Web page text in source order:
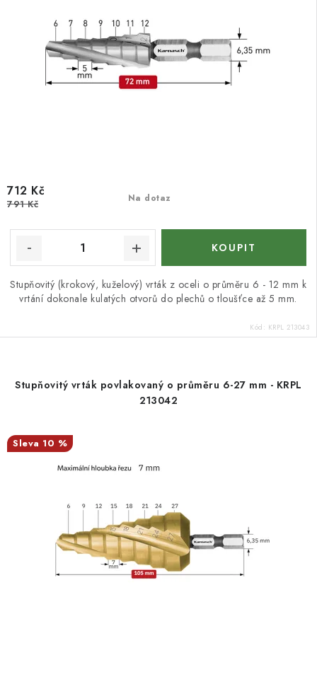
Na dotaz
712 Kč
791 Kč
Stupňovitý (krokový, kuželový) vrták z oceli o průměru 6 - 12 mm k
vrtání dokonale kulatých otvorů do plechů o tloušťce až 5 mm.
Kód: KRPL 213043
Stupňovitý vrták povlakovaný o průměru 6-27 mm - KRPL
213042
10 %